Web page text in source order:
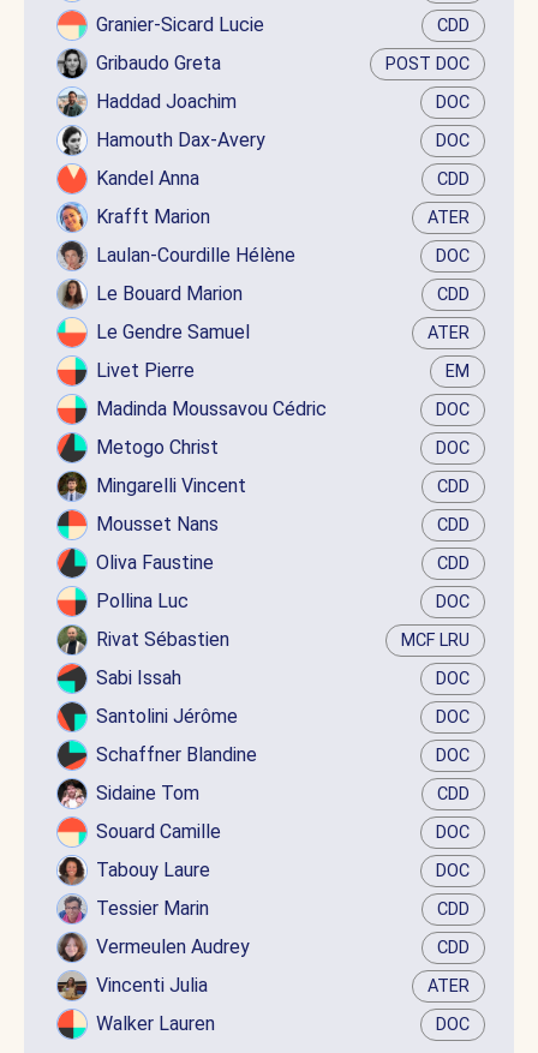
Granier-Sicard Lucie CDD
Gribaudo Greta POST DOC
Haddad Joachim DOC
Hamouth Dax-Avery DOC
Kandel Anna CDD
Krafft Marion ATER
Laulan-Courdille Hélène DOC
Le Bouard Marion CDD
Le Gendre Samuel ATER
Livet Pierre EM
Madinda Moussavou Cédric DOC
Metogo Christ DOC
Mingarelli Vincent CDD
Mousset Nans CDD
Oliva Faustine CDD
Pollina Luc DOC
Rivat Sébastien MCF LRU
Sabi Issah DOC
Santolini Jérôme DOC
Schaffner Blandine DOC
Sidaine Tom CDD
Souard Camille DOC
Tabouy Laure DOC
Tessier Marin CDD
Vermeulen Audrey CDD
Vincenti Julia ATER
Walker Lauren DOC